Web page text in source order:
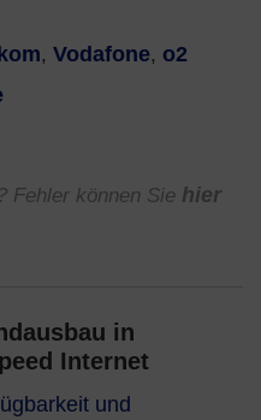
, Vodafone, o2
Fehler können Sie hier
in
Internet
und